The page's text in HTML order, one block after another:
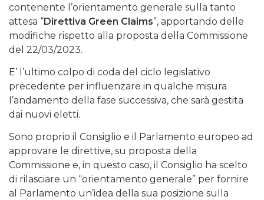
contenente l’orientamento generale sulla tanto
attesa “Direttiva Green Claims”, apportando delle
modifiche rispetto alla proposta della Commissione
del 22/03/2023.
E’ l’ultimo colpo di coda del ciclo legislativo
precedente per influenzare in qualche misura
l’andamento della fase successiva, che sarà gestita
dai nuovi eletti.
Sono proprio il Consiglio e il Parlamento europeo ad
approvare le direttive, su proposta della
Commissione e, in questo caso, il Consiglio ha scelto
di rilasciare un “orientamento generale” per fornire
al Parlamento un’idea della sua posizione sulla